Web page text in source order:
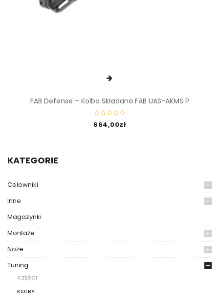
KATEGORIE
Celowniki
Inne
Magazynki
Montaże
Noże
Tuning
CZĘŚCI
KOLBY
FAB Defense – Kolba Składana FAB UAS-AKMS P
664,00zł